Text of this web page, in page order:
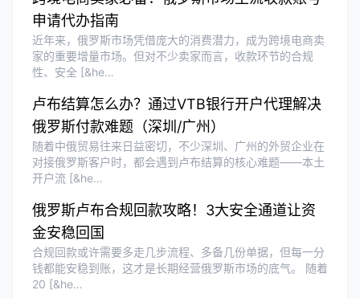
Olivia Wang ★★★★★
香港公司注册和审计服务专业高效，非常
申请代办指南
近年来，俄罗斯市场凭借庞大的消费潜力，成为跨境电商卖
家的重要增量市场。但对不少卖家而言，收款环节的合规
性、安全 [&he…
卢布结算怎么办？通过VTB银行开户代理解决
俄罗斯付款难题（深圳/广州）
随着中俄贸易往来日益密切，不少深圳、广州的外贸企业在
对接俄罗斯客户时，都会遇到卢布结算的核心难题——本土
开户流 [&he…
俄罗斯卢布合规回款攻略！3大安全通道让资
金安稳回国
合规回款或许需要多走几步流程、多备几份单据，但每一分
钱都能安稳到账，这才是长期经营俄罗斯市场的底气。 随着
20 [&he…